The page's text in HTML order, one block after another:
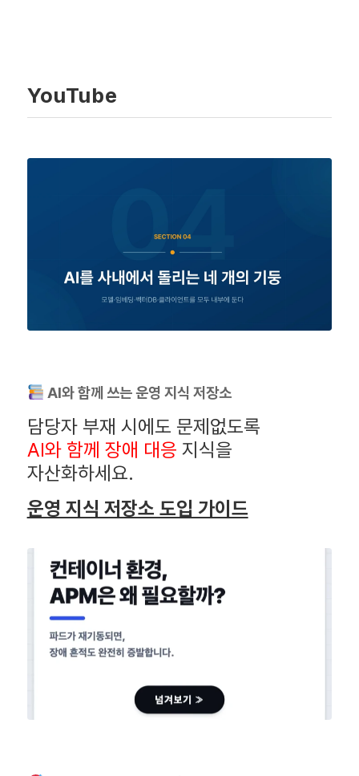
YouTube
AI와 함께 쓰는 운영 지식 저장소
담당자 부재 시에도 문제없도록
AI와 함께 장애 대응 지식을
자산화하세요.
운영 지식 저장소 도입 가이드